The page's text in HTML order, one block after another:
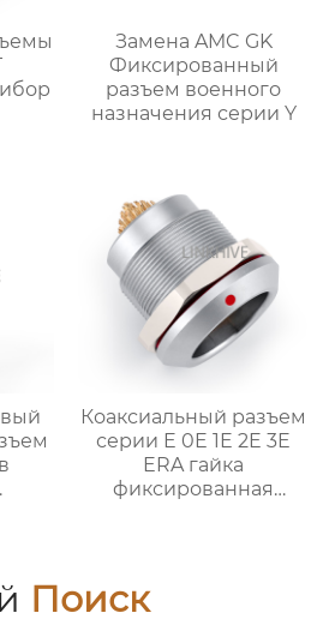
Замена AMC GK
Фиксированный
разъем военного
назначения серии Y
Коаксиальный разъем
серии E 0E 1E 2E 3E
ERA гайка
фиксированная
Поиск